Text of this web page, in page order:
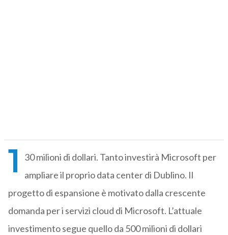
1
30 milioni di dollari. Tanto investirà Microsoft per
ampliare il proprio data center di Dublino. Il
progetto di espansione è motivato dalla crescente
domanda per i servizi cloud di Microsoft. L’attuale
investimento segue quello da 500 milioni di dollari